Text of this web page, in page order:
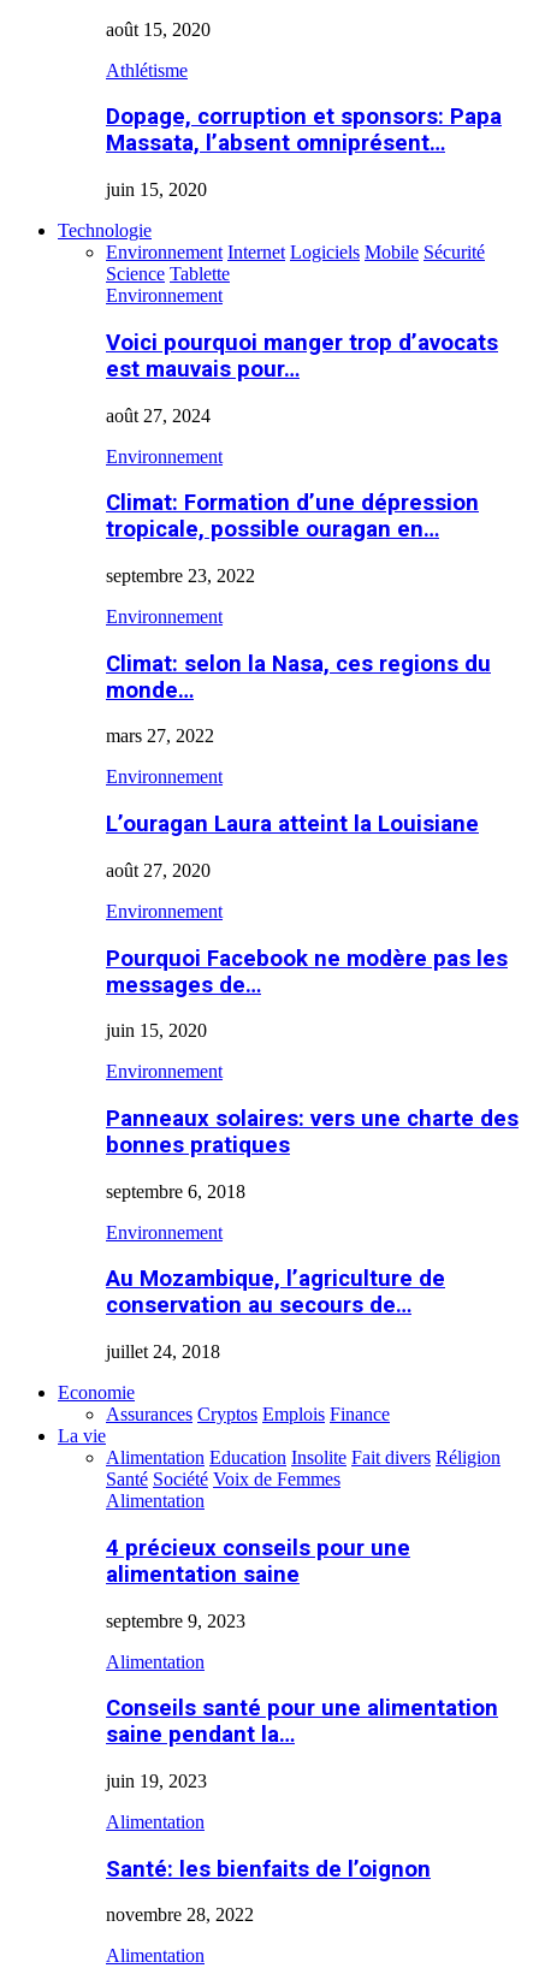
août 15, 2020
Athlétisme
Dopage, corruption et sponsors: Papa
Massata, l’absent omniprésent…
juin 15, 2020
Technologie
Environnement Internet Logiciels Mobile Sécurité
Science Tablette
Environnement
Voici pourquoi manger trop d’avocats
est mauvais pour…
août 27, 2024
Environnement
Climat: Formation d’une dépression
tropicale, possible ouragan en…
septembre 23, 2022
Environnement
Climat: selon la Nasa, ces regions du
monde…
mars 27, 2022
Environnement
L’ouragan Laura atteint la Louisiane
août 27, 2020
Environnement
Pourquoi Facebook ne modère pas les
messages de…
juin 15, 2020
Environnement
Panneaux solaires: vers une charte des
bonnes pratiques
septembre 6, 2018
Environnement
Au Mozambique, l’agriculture de
conservation au secours de…
juillet 24, 2018
Economie
Assurances Cryptos Emplois Finance
La vie
Alimentation Education Insolite Fait divers Réligion
Santé Société Voix de Femmes
Alimentation
4 précieux conseils pour une
alimentation saine
septembre 9, 2023
Alimentation
Conseils santé pour une alimentation
saine pendant la…
juin 19, 2023
Alimentation
Santé: les bienfaits de l’oignon
novembre 28, 2022
Alimentation